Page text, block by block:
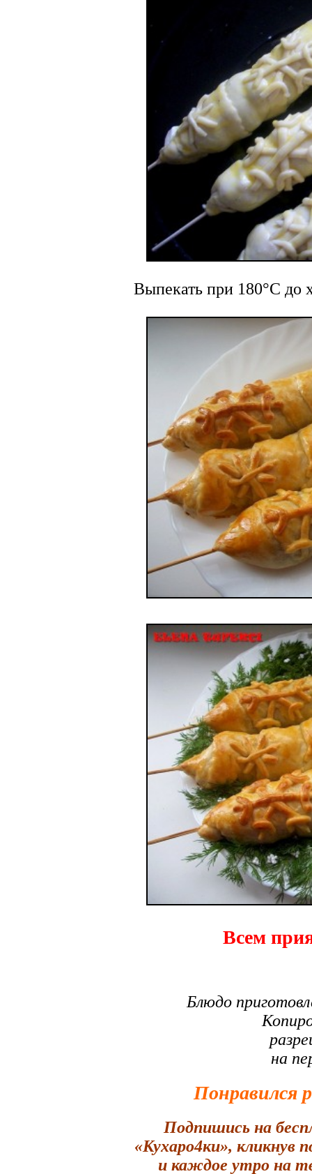
Выпекать при 180°C до
Всем
Блюдо
на
Понравился
Подпишись на
«Кухаро4ки», кликнув
и каждое утро на